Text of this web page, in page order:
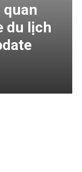
quan
du lịch